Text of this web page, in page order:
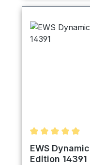
EWS
Edition 14391